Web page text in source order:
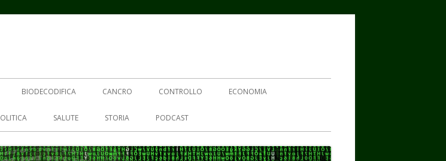
BIODECODIFICA CANCRO CONTROLLO ECONOMIA
SALUTE STORIA PODCAST